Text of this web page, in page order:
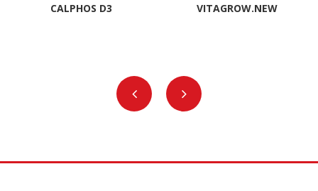
CALPHOS D3 VITAGROW.NEW